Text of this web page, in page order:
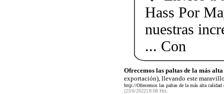
Hass Por
nuestras
... Con
Ofrecemos las paltas de la más
exportación), llevando este
http://Ofrecemos las paltas de la más alta
[23/6/2022] 8:08 Hrs.